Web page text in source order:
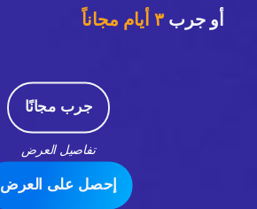
أو جرب٣ أيام مجاناً
جرب مجانًا
تفاصيل العرض
إحصل على العرض